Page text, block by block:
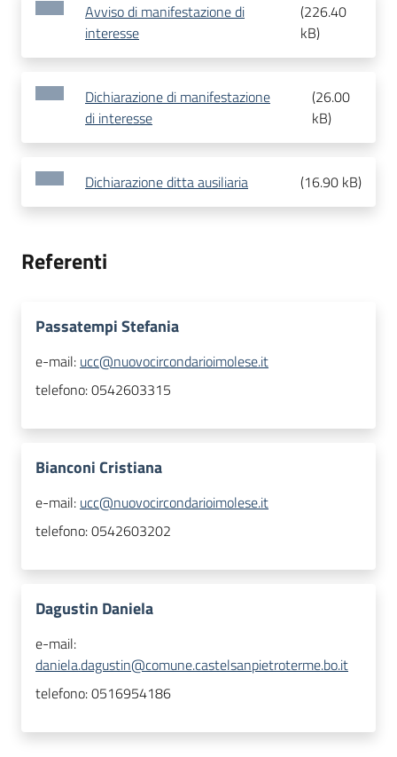
Avviso di manifestazione di
interesse
(226.40
kB)
Dichiarazione di manifestazione
di interesse
(26.00
kB)
Dichiarazione ditta ausiliaria (16.90 kB)
Referenti
Passatempi Stefania
e-mail: ucc@nuovocircondarioimolese.it
telefono:0542603315
Bianconi Cristiana
e-mail: ucc@nuovocircondarioimolese.it
telefono:0542603202
Dagustin Daniela
e-mail:
daniela.dagustin@comune.castelsanpietroterme.bo.it
telefono:0516954186